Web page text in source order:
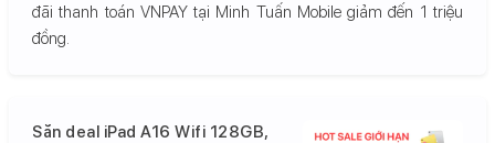
đãi thanh toán VNPAY tại Minh Tuấn Mobile giảm đến 1 triệu
đồng.
Săn deal iPad A16 Wifi 128GB,